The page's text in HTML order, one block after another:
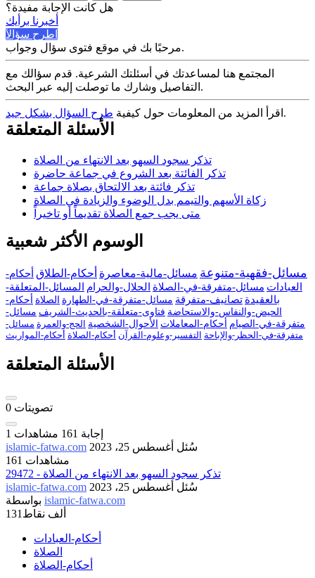
هل كانت الإجابة مفيدة؟
أخبرنا برأيك
اطرح سؤالاً
مرحبًا بك في موقع فتوى سؤال وجواب.
المجتمع هنا لمساعدتك في أسئلتك الشرعية. قدم سؤالك مع
التفاصيل وشارك ما توصلت إليه عبر البحث.
اقرأ المزيد من المعلومات حول كيفية طرح السؤال بشكل جيد .
الأسئلة المتعلقة
تذكر سجود السهو بعد الانتهاء من الصلاة
تذكر الفائتة بعد الشروع في جماعة حاضرة
تذكر فائتة بعد الالتحاق بصلاة جماعة
زكاة الأسهم والتيمم بدل الوضوء والزيادة في الصلاة
متى يجب جمع الصلاة تقديماً أو تاخيراً
الوسوم الأكثر شعبية
مسائل-فقهية-متنوعة مسائل-مالية-معاصرة أحكام-الطلاق أحكام-
العبادات مسائل-متفرقة-في-الصلاة الحلال-والحرام المسائل-المتعلقة-
بالعقيدة تصانيف-متفرقة مسائل-متفرقة-في-الطهارة الصلاة أحكام-
الحيض-والنفاس-والاستحاضة فتاوى-متعلقة-بالحديث-الشريف مسائل-
متفرقة-في-الصيام أحكام-المعاملات الأحوال-الشخصية الحج-والعمرة مسائل-
متفرقة-في-الحظر-والإباحة التفسير-وعلوم-القرآن أحكام-الصلاة أحكام-المواريث
الأسئلة المتعلقة
0 تصويتات
1 إجابة 161 مشاهدات
islamic-fatwa.com
سُئل أغسطس 25، 2023
161 مشاهدات
29472 - تذكر سجود السهو بعد الانتهاء من الصلاة
islamic-fatwa.com
سُئل أغسطس 25، 2023
islamic-fatwa.com
131ألف نقاط
أحكام-العبادات
الصلاة
أحكام-الصلاة